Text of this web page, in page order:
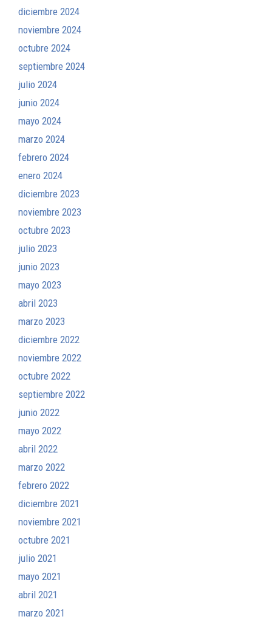
diciembre 2024
noviembre 2024
octubre 2024
septiembre 2024
julio 2024
junio 2024
mayo 2024
marzo 2024
febrero 2024
enero 2024
diciembre 2023
noviembre 2023
octubre 2023
julio 2023
junio 2023
mayo 2023
abril 2023
marzo 2023
diciembre 2022
noviembre 2022
octubre 2022
septiembre 2022
junio 2022
mayo 2022
abril 2022
marzo 2022
febrero 2022
diciembre 2021
noviembre 2021
octubre 2021
julio 2021
mayo 2021
abril 2021
marzo 2021